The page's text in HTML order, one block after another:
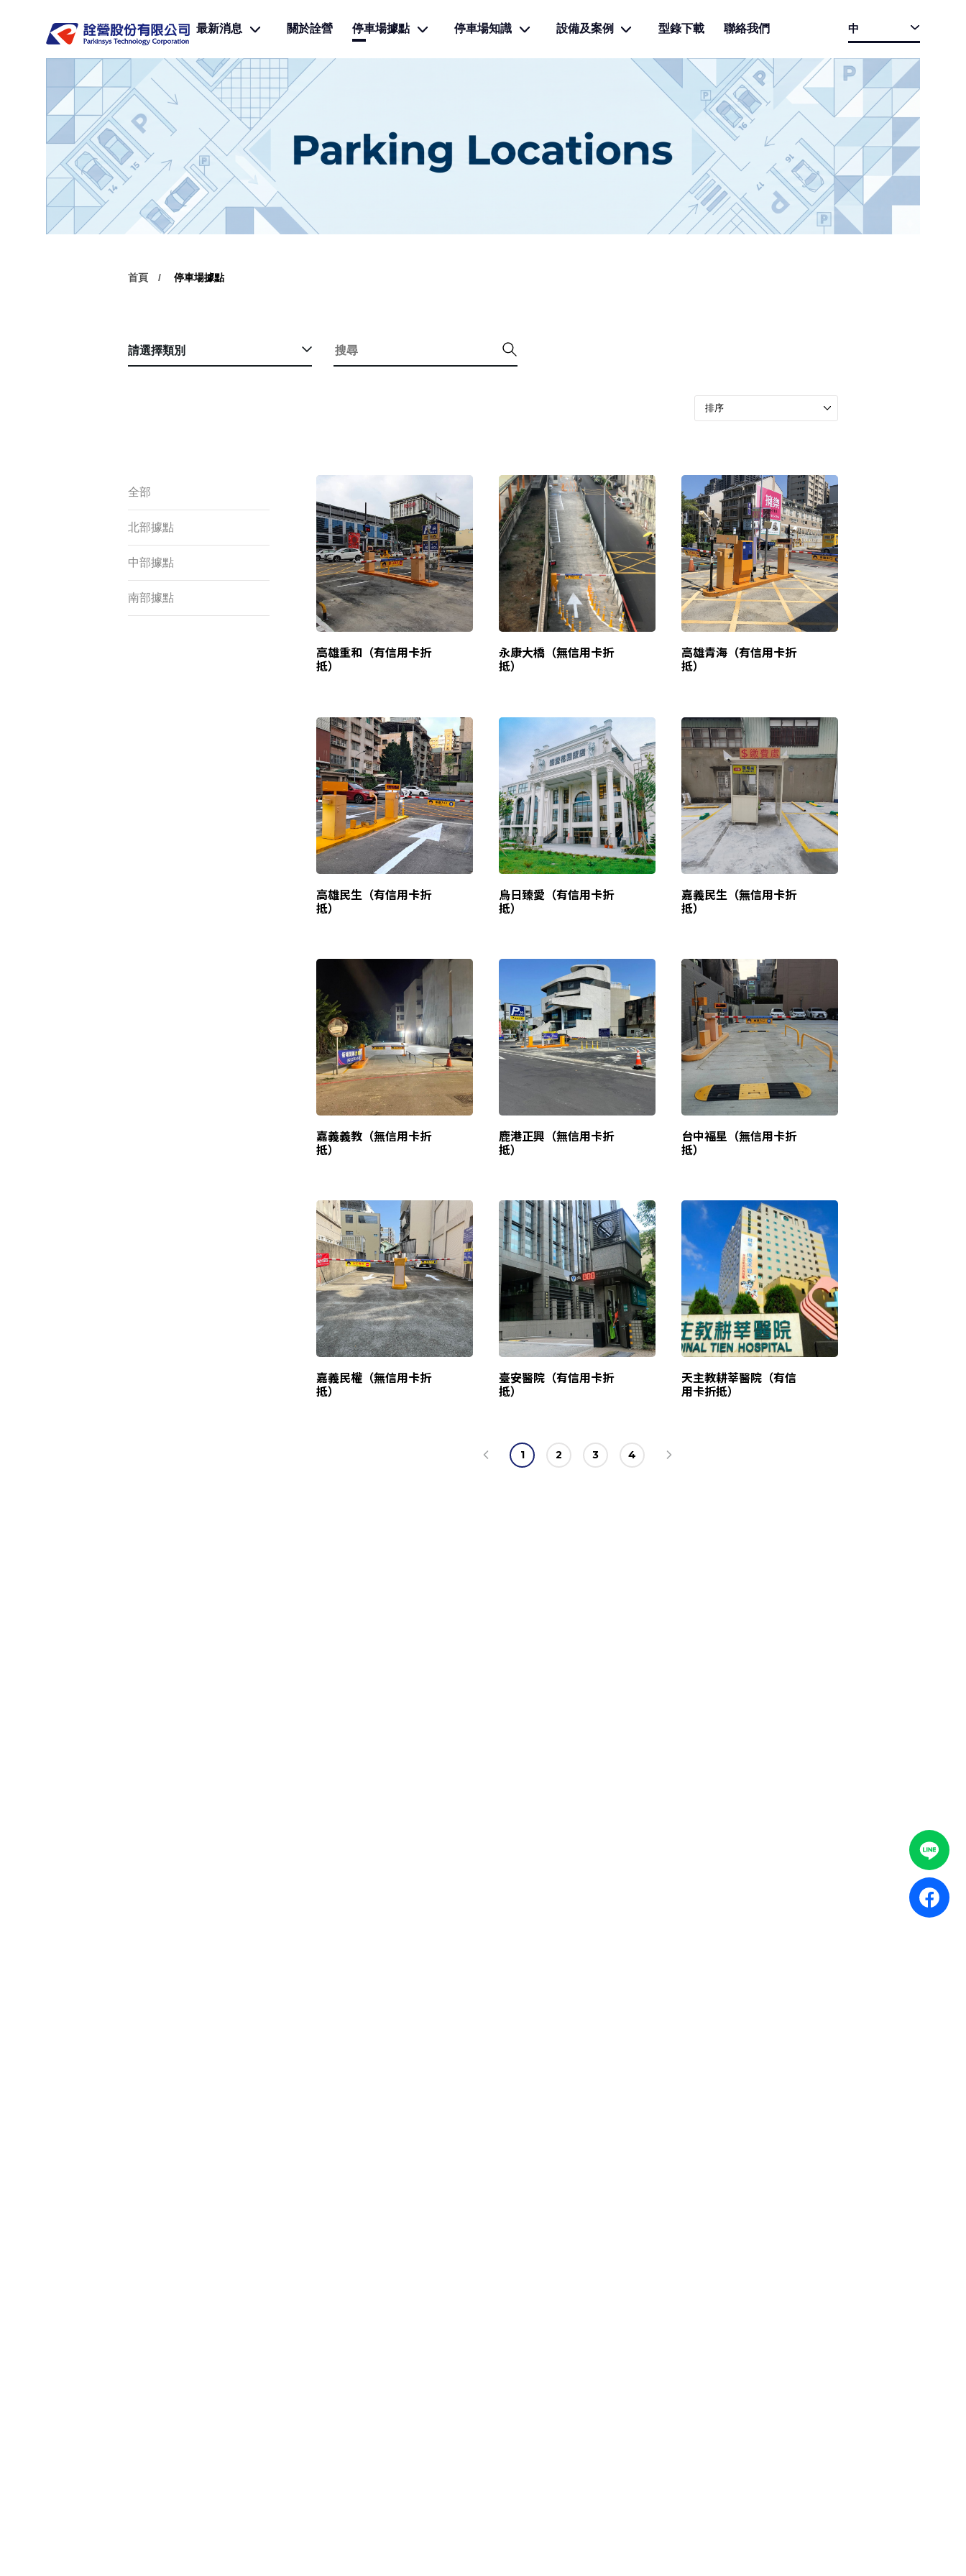
中
最新消息 關於詮營 停車場據點 停車場知識 設備及案例 型錄下載 聯絡我們
首頁 停車場據點
請選擇類別
全部
北部據點
中部據點
南部據點
高雄重和（有信用卡折
抵）
永康大橋（無信用卡折
抵）
高雄青海（有信用卡折
抵）
高雄民生（有信用卡折
抵）
烏日臻愛（有信用卡折
抵）
嘉義民生（無信用卡折
抵）
嘉義義教（無信用卡折
抵）
鹿港正興（無信用卡折
抵）
台中福星（無信用卡折
抵）
嘉義民權（無信用卡折
抵）
臺安醫院（有信用卡折
抵）
天主教耕莘醫院（有信
用卡折抵）
1 2 3 4